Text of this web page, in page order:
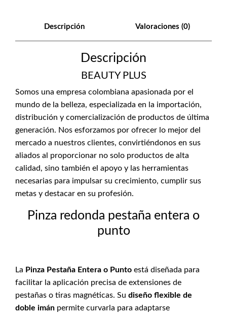
Descripción Valoraciones (0)
Descripción
BEAUTY PLUS
Somos una empresa colombiana apasionada por el
mundo de la belleza, especializada en la importación,
distribución y comercialización de productos de última
generación. Nos esforzamos por ofrecer lo mejor del
mercado a nuestros clientes, convirtiéndonos en sus
aliados al proporcionar no solo productos de alta
calidad, sino también el apoyo y las herramientas
necesarias para impulsar su crecimiento, cumplir sus
metas y destacar en su profesión.
Pinza redonda pestaña entera o
punto
La Pinza Pestaña Entera o Punto está diseñada para
facilitar la aplicación precisa de extensiones de
pestañas o tiras magnéticas. Su diseño flexible de
doble imán permite curvarla para adaptarse